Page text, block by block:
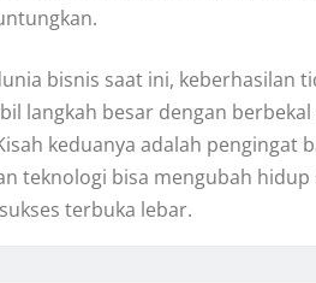
bisnis saat ini, keberhasilan
langkah besar dengan berbekal
keduanya adalah pengingat
teknologi bisa mengubah hidup
terbuka lebar.